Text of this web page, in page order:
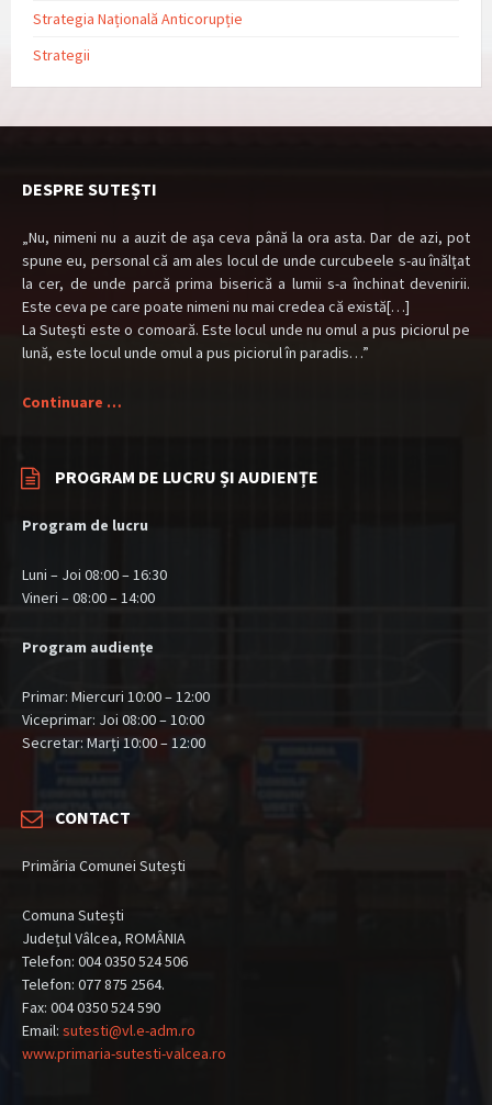
Strategia Națională Anticorupție
Strategii
DESPRE SUTEȘTI
„Nu, nimeni nu a auzit de aşa ceva până la ora asta. Dar de azi, pot
spune eu, personal că am ales locul de unde curcubeele s-au înălţat
la cer, de unde parcă prima biserică a lumii s-a închinat devenirii.
Este ceva pe care poate nimeni nu mai credea că există[…]
La Suteşti este o comoară. Este locul unde nu omul a pus piciorul pe
lună, este locul unde omul a pus piciorul în paradis…”
Continuare …
PROGRAM DE LUCRU ȘI AUDIENȚE
Program de lucru
Luni – Joi 08:00 – 16:30
Vineri – 08:00 – 14:00
Program audiențe
Primar: Miercuri 10:00 – 12:00
Viceprimar: Joi 08:00 – 10:00
Secretar: Marți 10:00 – 12:00
CONTACT
Primăria Comunei Sutești
Comuna Sutești
Județul Vâlcea, ROMÂNIA
Telefon: 004 0350 524 506
Telefon: 077 875 2564.
Fax: 004 0350 524 590
Email: sutesti@vl.e-adm.ro
www.primaria-sutesti-valcea.ro